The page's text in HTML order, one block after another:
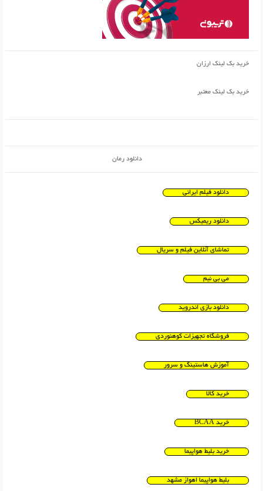
خرید بک لینک ارزان
خرید بک لینک معتبر
دانلود رمان
دانلود فیلم ایرانی
دانلود ریمیکس
تماشای آنلاین فیلم و سریال
می بی نیم
دانلود بازی اندروید
فروشگاه تجهیزات کوهنوردی
آموزش هاستینگ و سرور
خرید کالا
خرید BCAA
خرید بلیط هواپیما
بلیط هواپیما اهواز مشهد